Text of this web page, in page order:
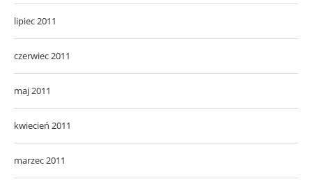
lipiec 2011
czerwiec 2011
maj 2011
kwiecień 2011
marzec 2011